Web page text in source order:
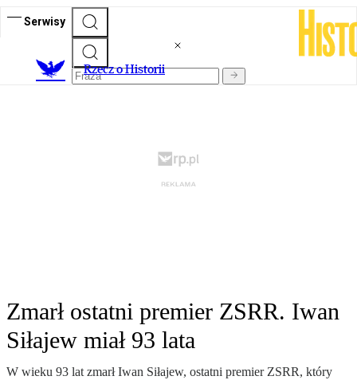
Serwisy
Rzecz o Historii
Zmarł ostatni premier ZSRR. Iwan
Siłajew miał 93 lata
W wieku 93 lat zmarł Iwan Siłajew, ostatni premier ZSRR, który